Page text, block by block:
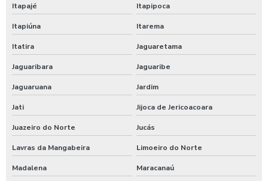
Empresa de topografia rio grande do norte
Empresas de terraplanagem em minas gerais
Serviço de terraplenagem em minas gerais
Serviços de terraplanagem em natal
Empresa de escavação em pernambuco
Empresa de escavação no ceará
Empresa de terraplanagem em pernambuco
Itapajé Itapipoca
Itapiúna Itarema
Itatira Jaguaretama
Jaguaribara Jaguaribe
Jaguaruana Jardim
Jati Jijoca de Jericoacoara
Juazeiro do Norte Jucás
Lavras da Mangabeira Limoeiro do Norte
Madalena Maracanaú